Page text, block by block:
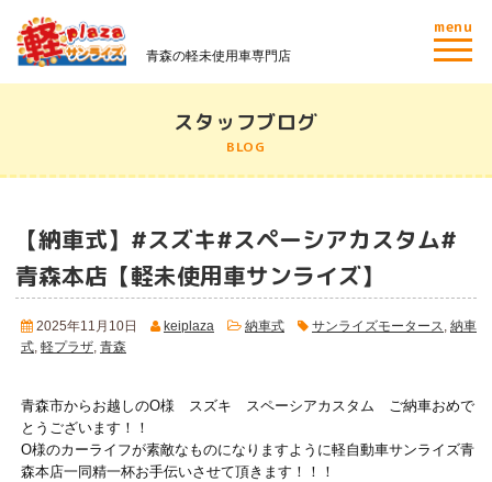
青森の軽未使用車専門店
menu
スタッフブログ
BLOG
【納車式】#スズキ#スペーシアカスタム#
青森本店【軽未使用車サンライズ】
2025年11月10日 keiplaza 納車式 サンライズモータース
納車
式 軽プラザ 青森
青森市からお越しのO様 スズキ スペーシアカスタム ご納車おめで
とうございます！！
O様のカーライフが素敵なものになりますように軽自動車サンライズ青
森本店一同精一杯お手伝いさせて頂きます！！！